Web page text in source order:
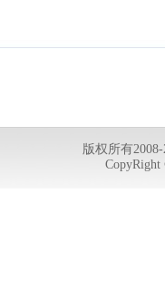
版权所有
CopyRight